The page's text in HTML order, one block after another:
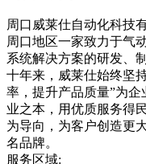
周口威莱仕自动化科技
周口地区一家致力于气
系统解决方案的研发、
十年来，威莱仕始终坚
率，提升产品质量”为
业之本，用优质服务得
为导向，为客户创造更
名品牌。
服务区域: